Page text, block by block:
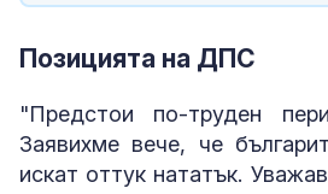
Позицията на ДПС
"Предстои по-труден
Заявихме вече, че
искат оттук нататък.